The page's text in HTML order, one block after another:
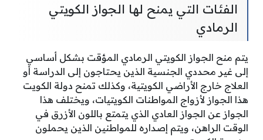
الفئات التي يمنح لها الجواز الكويتي
الرمادي
يتم منح الجواز الكويتي الرمادي المؤقت بشكل أساسي
إلى غير محددي الجنسية الذين يحتاجون إلى الدراسة أو
العلاج خارج الأراضي الكويتية، وكذلك تمنح دولة الكويت
هذا الجواز لأزواج المواطنات الكويتيات، ويختلف هذا
الجواز عن الجواز العادي الذي يتمتع باللون الأزرق في
الوقت الراهن، ويتم إصداره للمواطنين الذين يحملون